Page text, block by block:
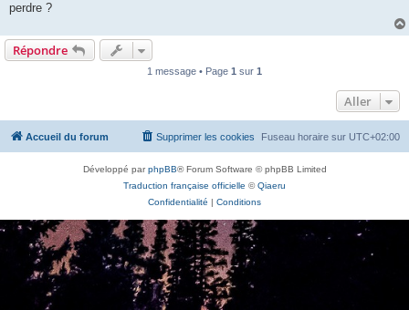
perdre ?
Répondre
1 message • Page 1 sur 1
Aller
Accueil du forum Fuseau horaire sur UTC+02:00
Supprimer les cookies
Développé parphpBB® Forum Software © phpBB Limited
Traduction française officielle ©Qiaeru
Confidentialité | Conditions